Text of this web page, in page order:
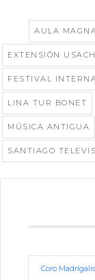
AULA
EXTENSIÓN USACH
FESTIVAL
LINA TUR BONET
MÚSICA ANTIGUA
SANTIAGO
Coro